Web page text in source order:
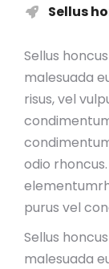
Sellus
Sellus
malesuada
risus, vel
odio
purus vel
Sellus
malesuada